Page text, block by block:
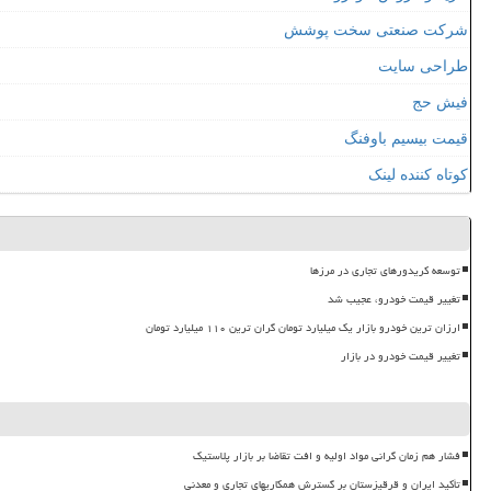
شرکت صنعتی سخت پوشش
طراحی سایت
فیش حج
قیمت بیسیم باوفنگ
کوتاه کننده لینک
توسعه کریدورهای تجاری در مرزها
تغییر قیمت خودرو، عجیب شد
ارزان ترین خودرو بازار یک میلیارد تومان گران ترین ۱۱۰ میلیارد تومان
تغییر قیمت خودرو در بازار
فشار هم زمان گرانی مواد اولیه و افت تقاضا بر بازار پلاستیک
تأکید ایران و قرقیزستان بر گسترش همکاریهای تجاری و معدنی